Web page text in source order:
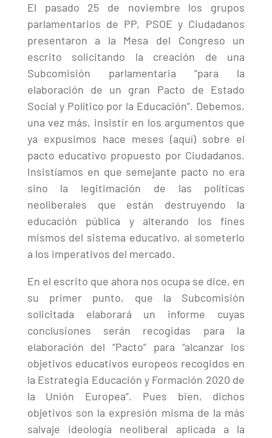
El pasado 25 de noviembre los grupos
parlamentarios de PP, PSOE y Ciudadanos
presentaron a la Mesa del Congreso un
escrito solicitando la creación de una
Subcomisión parlamentaria “para la
elaboración de un gran Pacto de Estado
Social y Político por la Educación”. Debemos,
una vez más, insistir en los argumentos que
ya expusimos hace meses (aquí) sobre el
pacto educativo propuesto por Ciudadanos.
Insistíamos en que semejante pacto no era
sino la legitimación de las políticas
neoliberales que están destruyendo la
educación pública y alterando los fines
mismos del sistema educativo, al someterlo
a los imperativos del mercado.
En el escrito que ahora nos ocupa se dice, en
su primer punto, que la Subcomisión
solicitada elaborará un informe cuyas
conclusiones serán recogidas para la
elaboración del “Pacto” para “alcanzar los
objetivos educativos europeos recogidos en
la Estrategia Educación y Formación 2020 de
la Unión Europea”. Pues bien, dichos
objetivos son la expresión misma de la más
salvaje ideología neoliberal aplicada a la